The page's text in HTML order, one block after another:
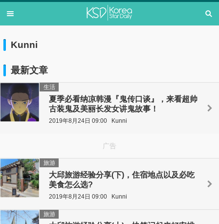
Kunni
最新文章
夏季必看纳凉韩漫『鬼传口谈』，来看超帅
古装鬼及美丽长发女讲鬼故事！
生活
2019年8月24日 09:00 Kunni
广告
大邱旅游经验分享(下)，住宿地点以及必吃
美食怎么选?
旅游
2019年8月24日 09:00 Kunni
旅游